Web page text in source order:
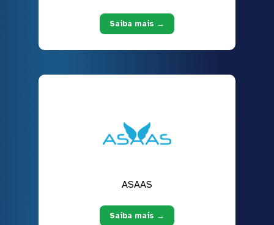
Saiba mais →
ASAAS
Saiba mais →